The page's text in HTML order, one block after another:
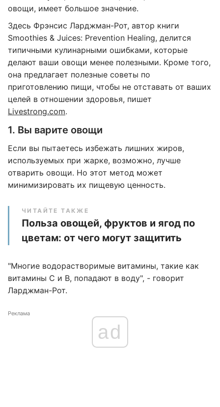
овощи, имеет большое значение.
Здесь Фрэнсис Ларджман-Рот, автор книги
Smoothies & Juices: Prevention Healing, делится
типичными кулинарными ошибками, которые
делают ваши овощи менее полезными. Кроме того,
она предлагает полезные советы по
приготовлению пищи, чтобы не отставать от ваших
целей в отношении здоровья, пишет
Livestrong.com.
1. Вы варите овощи
Если вы пытаетесь избежать лишних жиров,
используемых при жарке, возможно, лучше
отварить овощи. Но этот метод может
минимизировать их пищевую ценность.
ЧИТАЙТЕ ТАКЖЕ
Польза овощей, фруктов и ягод по
цветам: от чего могут защитить
"Многие водорастворимые витамины, такие как
витамины C и B, попадают в воду", - говорит
Ларджман-Рот.
Реклама
ad